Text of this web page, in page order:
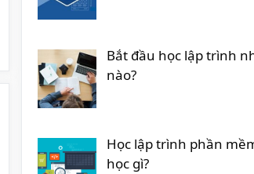
Bắt đầu học lập trình
nào?
Học lập trình phần
học gì?